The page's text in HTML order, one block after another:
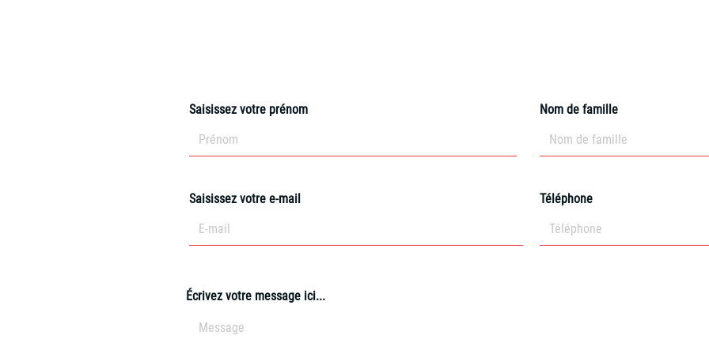
Saisissez votre prénom Nom de famille
Saisissez votre e-mail Téléphone
Écrivez votre message ici...